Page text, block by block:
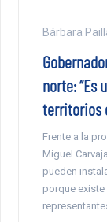
Bárbara
norte: “Es
territorios
Frente a la
Miguel
pueden
porque